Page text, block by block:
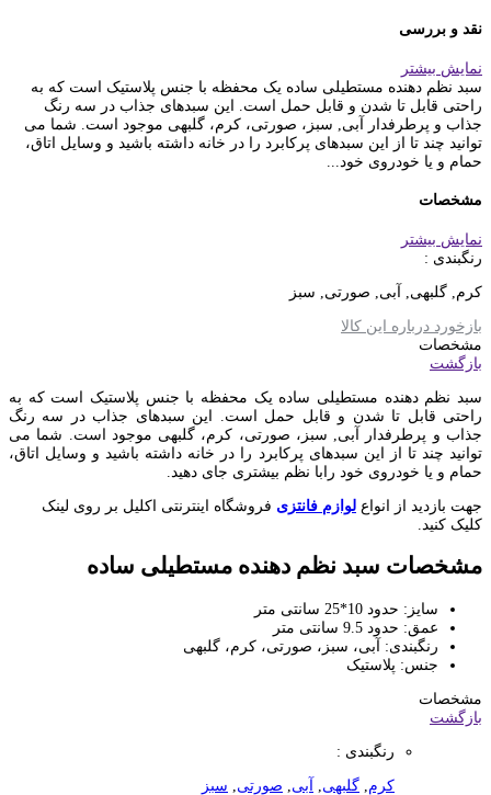
نقد و بررسی
نمایش بیشتر
سبد نظم دهنده مستطیلی ساده یک محفظه با جنس پلاستیک است که به
راحتی قابل تا شدن و قابل حمل است. این سبدهای جذاب در سه رنگ
جذاب و پرطرفدار آبی, سبز، صورتی، کرم، گلبهی موجود است. شما می
توانید چند تا از این سبدهای پرکابرد را در خانه داشته باشید و وسایل اتاق،
حمام و یا خودروی خود...
مشخصات
نمایش بیشتر
رنگبندی :
کرم, گلبهی, آبی, صورتی, سبز
بازخورد درباره این کالا
مشخصات
بازگشت
سبد نظم دهنده مستطیلی ساده یک محفظه با جنس پلاستیک است که به
راحتی قابل تا شدن و قابل حمل است. این سبدهای جذاب در سه رنگ
جذاب و پرطرفدار آبی, سبز، صورتی، کرم، گلبهی موجود است. شما می
توانید چند تا از این سبدهای پرکابرد را در خانه داشته باشید و وسایل اتاق،
حمام و یا خودروی خود رابا نظم بیشتری جای دهید.
جهت بازدید از انواع لوازم فانتزی فروشگاه اینترنتی اکلیل بر روی لینک
کلیک کنید.
مشخصات سبد نظم دهنده مستطیلی ساده
سایز: حدود 10*25 سانتی متر
عمق: حدود 9.5 سانتی متر
رنگبندی: آبی، سبز، صورتی، کرم، گلبهی
جنس: پلاستیک
مشخصات
بازگشت
رنگبندی :
کرم گلبهی آبی صورتی سبز